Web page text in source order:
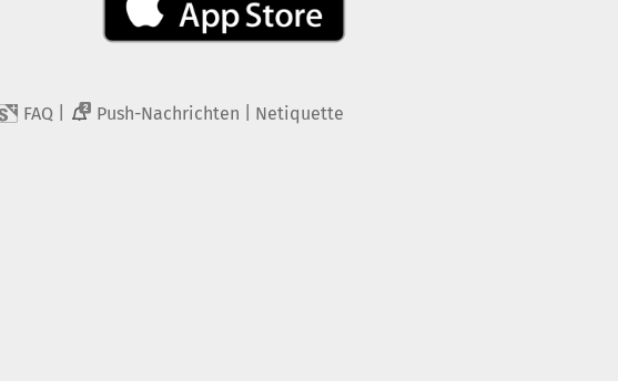
FAQ 2 Push-Nachrichten Netiquette